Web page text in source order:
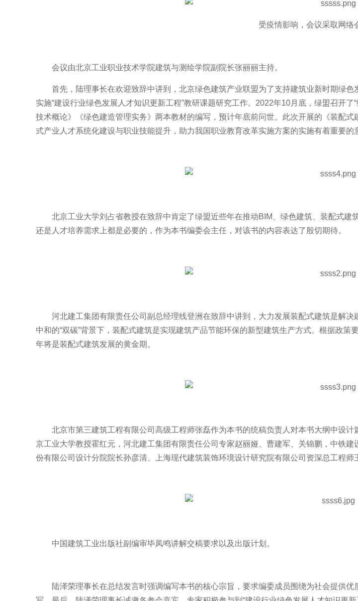
受疫情影响，会议采取网络
会议由北京工业职业技术学院建筑与测绘学院副院长张丽丽主持。
首先，陆理事长在欢迎致辞中讲到，北京绿色建筑产业联盟为了支持建筑业新时期绿
实施“建设行业绿色发展人才知识更新工程”教研课题研究工作。2022年10月底，绿盟召开
技术概论》《绿色建造管理实务》两本教材的编写，预计年底前问世。此次开展的《装配
式产业人才系统化建设与职业技能提升，助力我国职业教育改革实施方案的实施有着重要的
北京工业大学刘占省教授在致辞中肯定了绿盟近些年在推动BIM、绿色建筑、装配式
还是人才培养需求上都是必要的，作为本书编委会主任，对该书的内容表达了殷切期待。
河北建工集团有限责任公司副总经理线登洲在致辞中讲到，大力发展装配式建筑是解
中和的“双碳”背景下，装配式建筑是实现建筑产品节能环保的新型建筑生产方式。根据政
年将是装配式建筑发展的黄金期。
北京市第三建筑工程有限公司高级工程师张磊作为本书的统稿负责人对本书大纲中设
京工业大学教授霍红元，河北建工集团有限责任公司专家赵丽娅、曹建军、关锦鹏，中铁
份有限公司设计分院院长孙彦清、上海现代建筑装饰环境设计研究院有限公司资深总工程师
中国建筑工业出版社副编审毕凤鸣讲解交稿要求以及出版计划。
陆泽荣理事长在总结发言时强调编写本书的核心宗旨，要求编委成员围绕为社会提供